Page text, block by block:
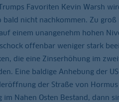
Favoriten Kevin Warsh
bald nicht nachkommen. Zu
einem unangenehm hohen
offenbar weniger stark
die eine Zinserhöhung im
Eine baldige Anhebung der
der Straße von
im Nahen Osten Bestand, dann